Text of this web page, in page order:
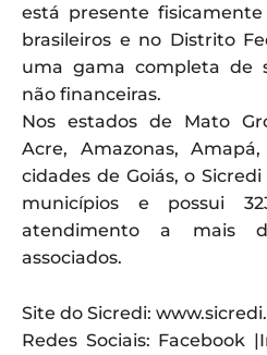
está presente
brasileiros e no Distrito
uma gama completa de
não financeiras.
Nos estados de Mato
Acre, Amazonas,
cidades de Goiás, o
municípios e possui
atendimento a mais
associados.
Site do Sicredi:
Redes Sociais: Facebook